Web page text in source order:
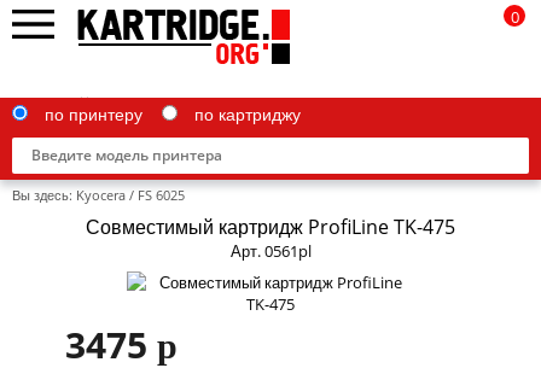
Canon
по принтеру по картриджу
0
Вы здесь: Kyocera / FS 6025
Совместимый картридж ProfiLine TK-475
Арт. 0561pl
3475 p